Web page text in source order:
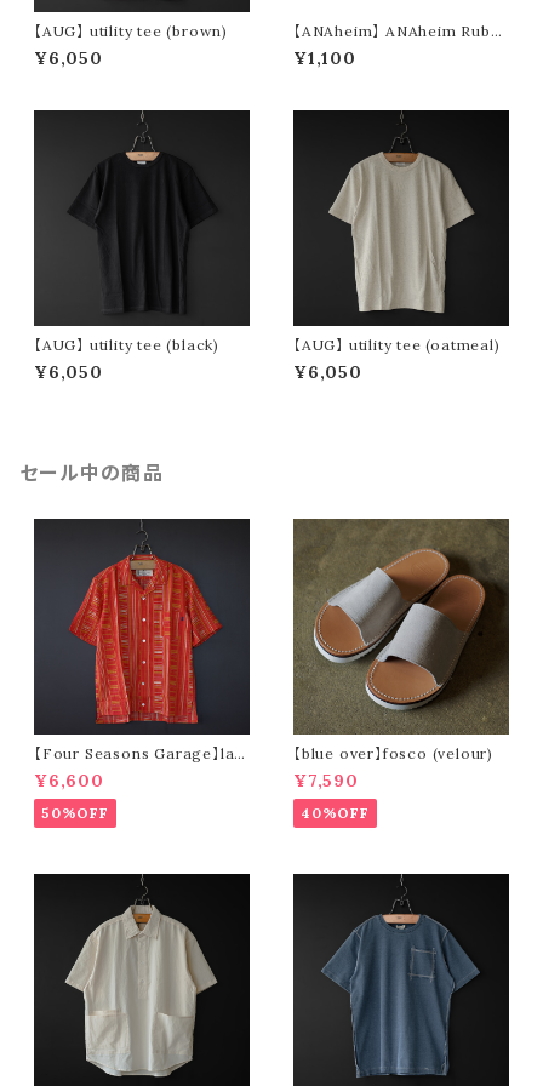
【AUG】 utility tee (brown)
¥6,050
【ANAheim】 ANAheim Rubb
er Loop Carabiner "Nickel"
¥1,100
【AUG】 utility tee (black)
¥6,050
【AUG】 utility tee (oatmeal)
¥6,050
セール中の商品
【Four Seasons Garage】lad
der stripe open collar s/s s
hirt (orange)
¥6,600
50%OFF
【blue over】fosco (velour)
¥7,590
40%OFF